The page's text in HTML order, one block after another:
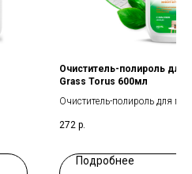
Очиститель-полироль для
Grass Torus 600мл
Очиститель-полироль для
272 р.
Подробнее